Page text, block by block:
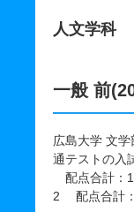
人文学科
一般 前
広島大学 文
通テストの入
配点合計：
2 配点合計：